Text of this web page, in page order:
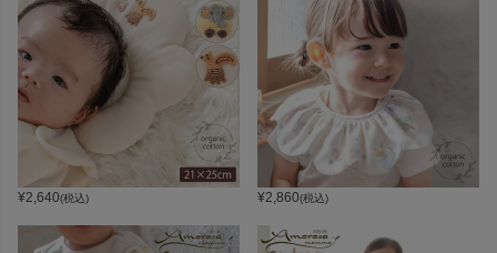
¥2,640(税込) ¥2,860(税込)